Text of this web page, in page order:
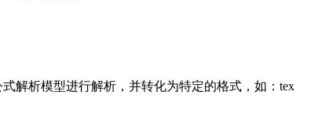
解析模型进行解析，并转化为特定的格式，如：tex